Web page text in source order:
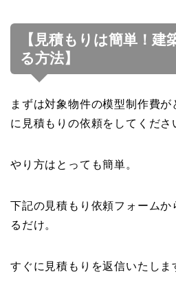
【見積もりは簡単！建
る方法】
まずは対象物件の模型制作費
に見積もりの依頼をしてくださ
やり方はとっても簡単。
下記の見積もり依頼フォーム
るだけ。
すぐに見積もりを返信いたしま